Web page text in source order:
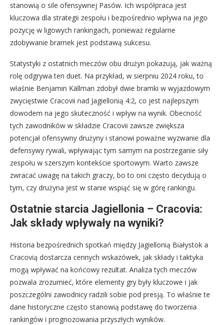
stanowią o sile ofensywnej Pasów. Ich współpraca jest
kluczowa dla strategii zespołu i bezpośrednio wpływa na jego
pozycję w ligowych rankingach, ponieważ regularne
zdobywanie bramek jest podstawą sukcesu.
Statystyki z ostatnich meczów obu drużyn pokazują, jak ważną
rolę odgrywa ten duet. Na przykład, w sierpniu 2024 roku, to
właśnie Benjamin Källman zdobył dwie bramki w wyjazdowym
zwycięstwie Cracovii nad Jagiellonią 4:2, co jest najlepszym
dowodem na jego skuteczność i wpływ na wynik. Obecność
tych zawodników w składzie Cracovii zawsze zwiększa
potencjał ofensywny drużyny i stanowi poważne wyzwanie dla
defensywy rywali, wpływając tym samym na postrzeganie siły
zespołu w szerszym kontekście sportowym. Warto zawsze
zwracać uwagę na takich graczy, bo to oni często decydują o
tym, czy drużyna jest w stanie wspiąć się w górę rankingu.
Ostatnie starcia Jagiellonia – Cracovia:
Jak składy wpływały na wyniki?
Historia bezpośrednich spotkań między Jagiellonią Białystok a
Cracovią dostarcza cennych wskazówek, jak składy i taktyka
mogą wpływać na końcowy rezultat. Analiza tych meczów
pozwala zrozumieć, które elementy gry były kluczowe i jak
poszczególni zawodnicy radzili sobie pod presją. To właśnie te
dane historyczne często stanowią podstawę do tworzenia
rankingów i prognozowania przyszłych wyników.